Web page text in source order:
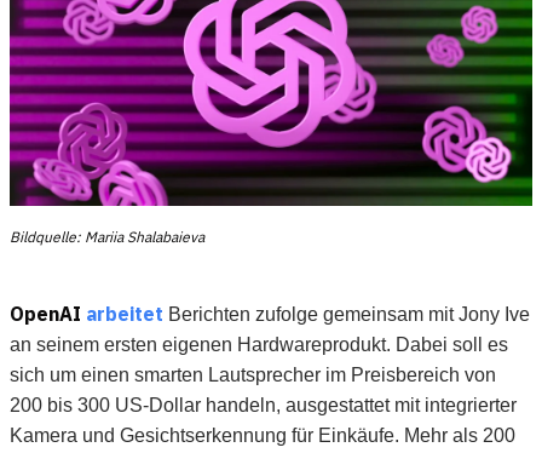
Bildquelle: Mariia Shalabaieva
OpenAI arbeitet Berichten zufolge gemeinsam mit Jony Ive
an seinem ersten eigenen Hardwareprodukt. Dabei soll es
sich um einen smarten Lautsprecher im Preisbereich von
200 bis 300 US-Dollar handeln, ausgestattet mit integrierter
Kamera und Gesichtserkennung für Einkäufe. Mehr als 200